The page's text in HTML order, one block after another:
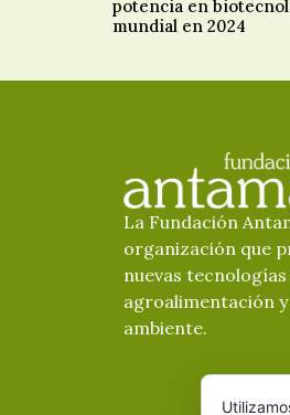
potencia en
mundial en 2024
La Fundación
organización que
nuevas
agroalimentación
ambiente.